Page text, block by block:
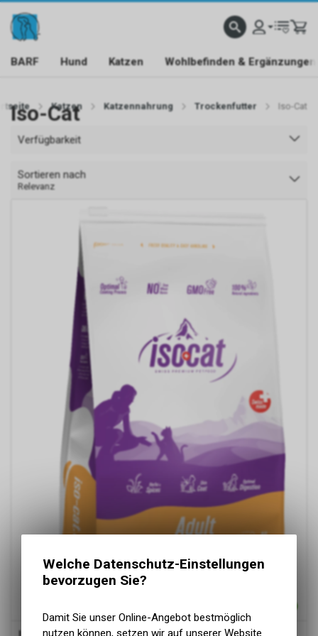
BARF Hund Katzen Wohlbefinden & Ergänzungen
Katzen Katzennahrung Trockenfutter Iso-Cat
Iso-Cat
Verfügbarkeit
Sortieren nach
Relevanz
Iso-Cat Iso-Cat Adult Chicken 10kg
Welche Datenschutz-Einstellungen
bevorzugen Sie?
Damit Sie unser Online-Angebot bestmöglich
nutzen können, setzen wir auf unserer Website